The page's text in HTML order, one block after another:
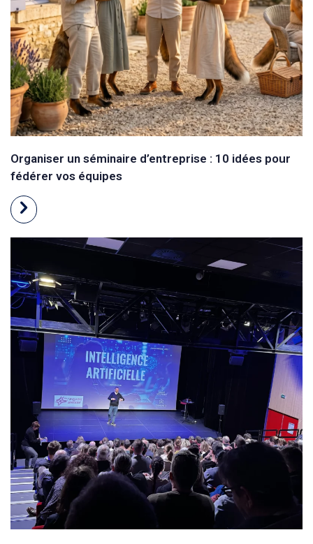
Organiser un séminaire d’entreprise : 10 idées pour
fédérer vos équipes